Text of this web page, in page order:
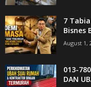
7
Bisnes
August 1,
013-
DAN